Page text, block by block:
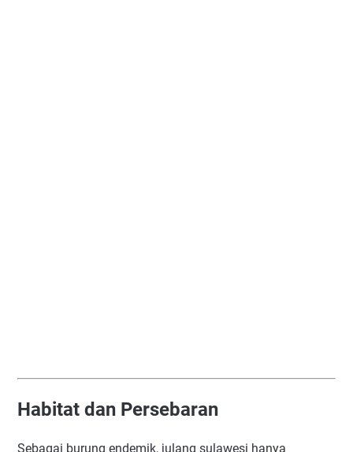
Habitat dan Persebaran
Sebagai burung endemik, julang sulawesi hanya